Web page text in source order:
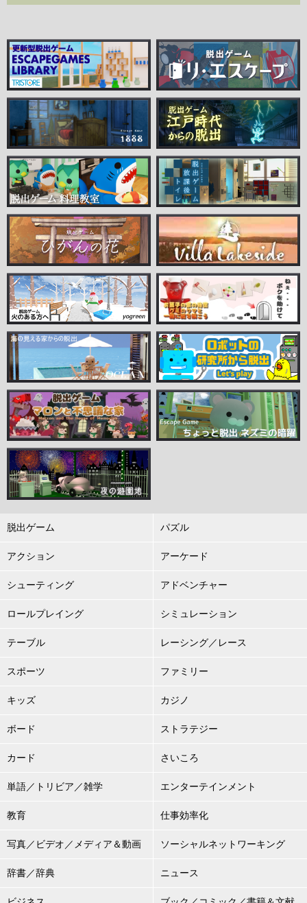
脱出ゲーム パズル
アクション アーケード
シューティング アドベンチャー
ロールプレイング シミュレーション
テーブル レーシング／レース
スポーツ ファミリー
キッズ カジノ
ボード ストラテジー
カード さいころ
単語／トリビア／雑学 エンターテインメント
教育 仕事効率化
写真／ビデオ／メディア＆動画 ソーシャルネットワーキング
辞書／辞典 ニュース